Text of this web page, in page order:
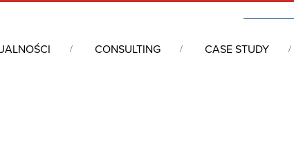
CONSULTING CASE STUDY